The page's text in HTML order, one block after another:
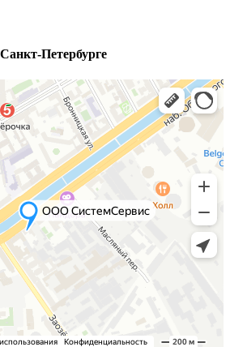
Петербурге